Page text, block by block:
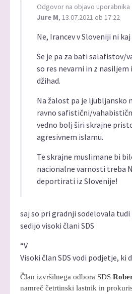
Odgovor na objavo uporabnika
Jure M, 13.07.2021 ob 17:22
Ne, Irancev v Sloveniji ni
Se je pa za bati salafistov/
so res nevarni in z
džihad.
Na žalost pa je ljubljansko
ravno safistični/
vedno bolj širi skrajne
agresivnem islamu.
Te skrajne muslimane bi
nacionalne varnosti treba
deportirati iz Slovenije!
saj so pri gradnji sodelovala
sedijo visoki člani SDS
“V
Visoki član SDS vodi podjetje, ki
Član izvršilnega odbora SDS
namreč četrtinski lastnik in